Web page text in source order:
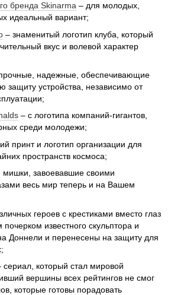
бренда Skinarma – для молодых,
идеальный вариант;
– знаменитый логотип клуба, который
вкус и волевой характер
надежные, обеспечивающие
защиту устройства, независимо от
– с логотипа компаний-гигантов,
среди молодежи;
принт и логотип организации для
пространств космоса;
завоевавшие своими
весь мир теперь и на Вашем
героев с крестиками вместо глаз
известного скульптора и
Доннели и перенесены на защиту для
сериал, который стал мировой
вершины всех рейтингов не смог
которые готовы порадовать